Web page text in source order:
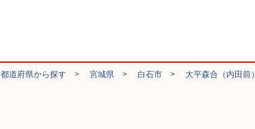
都道府県から探す > 宮城県 > 白石市 > 大平森合（内田前）